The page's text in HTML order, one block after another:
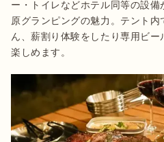
ー・トイレなどホテル同等の設備
原グランピングの魅力。テント
ん、薪割り体験をしたり専用ビ
楽しめます。